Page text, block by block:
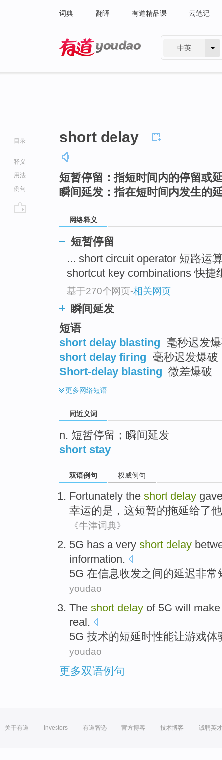
词典 翻译 有道精品课 云笔记
中英
目录
释义
用法
例句
short delay
短暂停留：指短时间内的停留或
瞬间延发：指在短时间内发生的
网络释义
短暂停留
... short circuit operator 短路运
shortcut key combinations 快捷
基于270个网页-相关网页
瞬间延发
短语
short delay blasting 毫秒迟发
short delay firing 毫秒迟发爆破
Short-delay blasting 微差爆破
更多网络短语
同近义词
n. 短暂停留；瞬间延发
short stay
双语例句 权威例句
Fortunately the short delay gave
幸运的是， 这短暂的拖延给了他
《牛津词典》
5G has a very short delay
information.
5G 在信息收发之间的延迟非常
youdao
The short delay of 5G will
real.
5G 技术的短延时性能让游戏体
youdao
更多双语例句
关于有道 Investors 有道智选 官方博客 技术博客 诚聘英才